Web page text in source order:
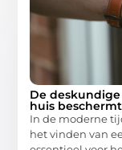
De
huis beschermt
In de moderne
het vinden van